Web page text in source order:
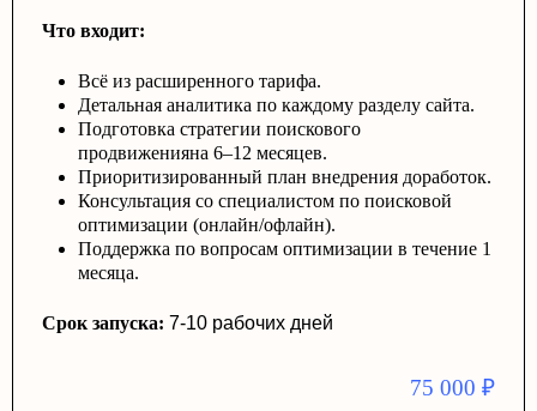
Что входит:
Всё из расширенного тарифа.
Детальная аналитика по каждому разделу сайта.
Подготовка стратегии поискового
продвиженияна 6–12 месяцев.
Приоритизированный план внедрения доработок.
Консультация со специалистом по поисковой
оптимизации (онлайн/офлайн).
Поддержка по вопросам оптимизации в течение 1
месяца.
Срок запуска: 7-10 рабочих дней
75 000 ₽